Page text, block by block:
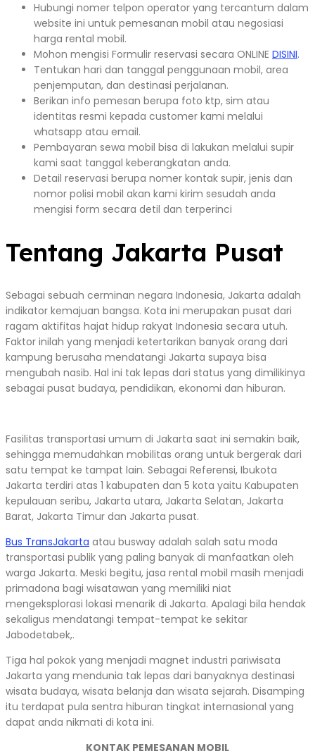
Hubungi nomer telpon operator yang tercantum dalam
website ini untuk pemesanan mobil atau negosiasi
harga rental mobil.
Mohon mengisi Formulir reservasi secara ONLINE DISINI.
Tentukan hari dan tanggal penggunaan mobil, area
penjemputan, dan destinasi perjalanan.
Berikan info pemesan berupa foto ktp, sim atau
identitas resmi kepada customer kami melalui
whatsapp atau email.
Pembayaran sewa mobil bisa di lakukan melalui supir
kami saat tanggal keberangkatan anda.
Detail reservasi berupa nomer kontak supir, jenis dan
nomor polisi mobil akan kami kirim sesudah anda
mengisi form secara detil dan terperinci
Tentang Jakarta Pusat
Sebagai sebuah cerminan negara Indonesia, Jakarta adalah
indikator kemajuan bangsa. Kota ini merupakan pusat dari
ragam aktifitas hajat hidup rakyat Indonesia secara utuh.
Faktor inilah yang menjadi ketertarikan banyak orang dari
kampung berusaha mendatangi Jakarta supaya bisa
mengubah nasib. Hal ini tak lepas dari status yang dimilikinya
sebagai pusat budaya, pendidikan, ekonomi dan hiburan.
Fasilitas transportasi umum di Jakarta saat ini semakin baik,
sehingga memudahkan mobilitas orang untuk bergerak dari
satu tempat ke tampat lain. Sebagai Referensi, Ibukota
Jakarta terdiri atas 1 kabupaten dan 5 kota yaitu Kabupaten
kepulauan seribu, Jakarta utara, Jakarta Selatan, Jakarta
Barat, Jakarta Timur dan Jakarta pusat.
Bus TransJakarta atau busway adalah salah satu moda
transportasi publik yang paling banyak di manfaatkan oleh
warga Jakarta. Meski begitu, jasa rental mobil masih menjadi
primadona bagi wisatawan yang memiliki niat
mengeksplorasi lokasi menarik di Jakarta. Apalagi bila hendak
sekaligus mendatangi tempat-tempat ke sekitar
Jabodetabek,.
Tiga hal pokok yang menjadi magnet industri pariwisata
Jakarta yang mendunia tak lepas dari banyaknya destinasi
wisata budaya, wisata belanja dan wisata sejarah. Disamping
itu terdapat pula sentra hiburan tingkat internasional yang
dapat anda nikmati di kota ini.
KONTAK PEMESANAN MOBIL